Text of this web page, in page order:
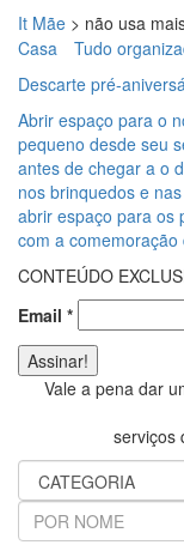
It Mãe > não usa
Casa
Tudo
Descarte pré-
Abrir espaço para o
pequeno desde seu
antes de chegar a o
nos brinquedos e
abrir espaço para os
com a
CONTEÚDO
Email *
Vale a pena dar
serviços